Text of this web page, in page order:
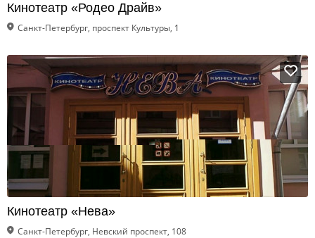
Кинотеатр «Родео Драйв»
Санкт-Петербург, проспект Культуры, 1
Кинотеатр «Нева»
Санкт-Петербург, Невский проспект, 108